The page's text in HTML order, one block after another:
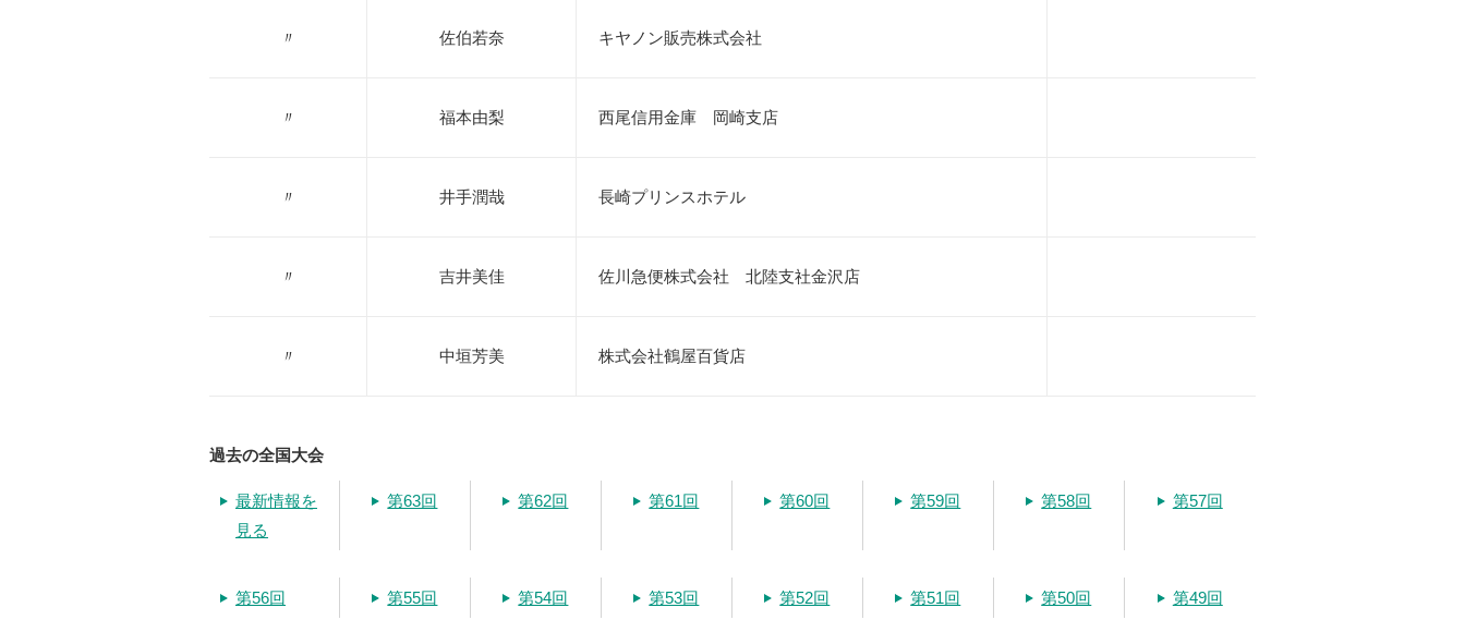
〃 佐伯若奈 キヤノン販売株式会社
〃 福本由梨 西尾信用金庫 岡崎支店
〃 井手潤哉 長崎プリンスホテル
〃 吉井美佳 佐川急便株式会社 北陸支社金沢店
〃 中垣芳美 株式会社鶴屋百貨店
過去の全国大会
最新情報を
見る
第63回 第62回 第61回 第60回 第59回 第58回 第57回
第56回 第55回 第54回 第53回 第52回 第51回 第50回 第49回